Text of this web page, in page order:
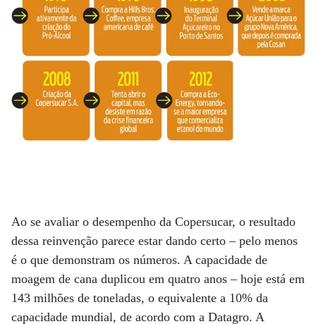
Ao se avaliar o desempenho da Copersucar, o resultado
dessa reinvenção parece estar dando certo – pelo menos
é o que demonstram os números. A capacidade de
moagem de cana duplicou em quatro anos – hoje está em
143 milhões de toneladas, o equivalente a 10% da
capacidade mundial, de acordo com a Datagro. A